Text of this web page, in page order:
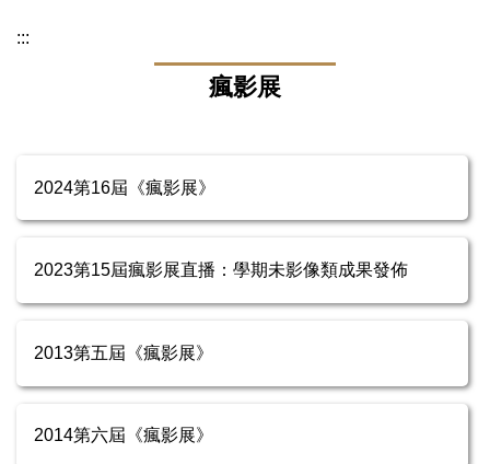
:::
瘋影展
2024第16屆《瘋影展》
2023第15屆瘋影展直播：學期未影像類成果發佈
2013第五屆《瘋影展》
2014第六屆《瘋影展》